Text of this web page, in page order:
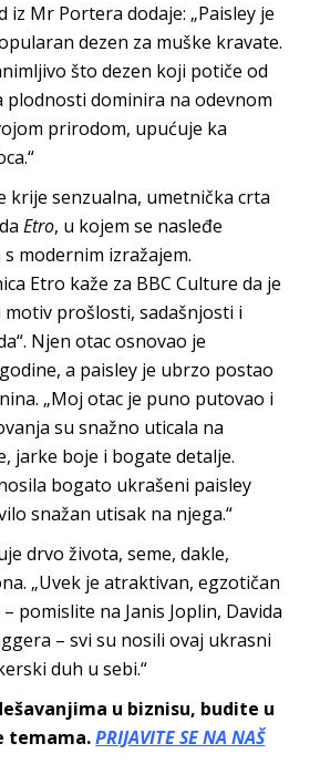
iz Mr Portera dodaje: „Paisley je
dezen za muške kravate.
što dezen koji potiče od
plodnosti dominira na odevnom
prirodom, upućuje ka
krije senzualna, umetnička crta
Etro, u kojem se nasleđe
modernim izražajem.
Etro kaže za BBC Culture da je
motiv prošlosti, sadašnjosti i
Njen otac osnovao je
a paisley je ubrzo postao
„Moj otac je puno putovao i
su snažno uticala na
jarke boje i bogate detalje.
bogato ukrašeni paisley
snažan utisak na njega.“
drvo života, seme, dakle,
„Uvek je atraktivan, egzotičan
pomislite na Janis Joplin, Davida
– svi su nosili ovaj ukrasni
duh u sebi.“
u biznisu, budite u
temama.PRIJAVITE SE NA NAŠ